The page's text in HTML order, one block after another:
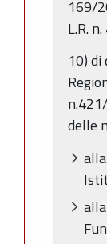
169/
L.R.
10)
delle